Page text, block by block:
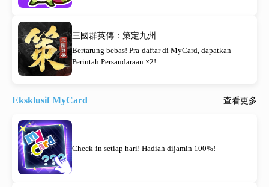
三國群英傳：策定九州
Bertarung bebas! Pra-daftar di MyCard, dapatkan
Perintah Persaudaraan ×2!
Eksklusif MyCard 查看更多
Check-in setiap hari! Hadiah dijamin 100%!